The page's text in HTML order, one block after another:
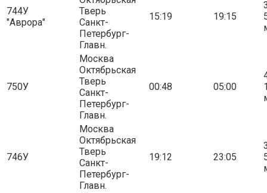
744У
"Аврора"
Тверь
Санкт-
Петербург-
Главн.
15:19 19:15
750У
Москва
Октябрьская
Тверь
Санкт-
Петербург-
Главн.
00:48 05:00
746У
Москва
Октябрьская
Тверь
Санкт-
Петербург-
Главн.
19:12 23:05